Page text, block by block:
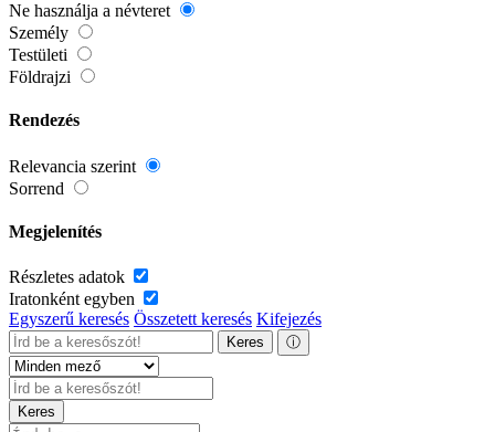
Ne használja a névteret
Személy
Testületi
Földrajzi
Rendezés
Relevancia szerint
Sorrend
Megjelenítés
Részletes adatok
Iratonként egyben
Egyszerű keresés Összetett keresés Kifejezés
Keres ⓘ
Keres